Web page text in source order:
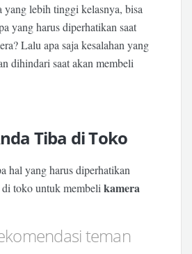
yang lebih tinggi kelasnya, bisa
yang harus diperhatikan saat
Lalu apa saja kesalahan yang
dihindari saat akan membeli
Tiba di Toko
hal yang harus diperhatikan
di toko untuk membelikamera
teman